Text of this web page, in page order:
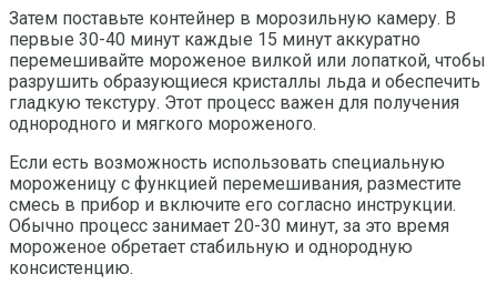
Затем поставьте контейнер в морозильную камеру. В
первые 30-40 минут каждые 15 минут аккуратно
перемешивайте мороженое вилкой или лопаткой, чтобы
разрушить образующиеся кристаллы льда и обеспечить
гладкую текстуру. Этот процесс важен для получения
однородного и мягкого мороженого.
Если есть возможность использовать специальную
мороженицу с функцией перемешивания, разместите
смесь в прибор и включите его согласно инструкции.
Обычно процесс занимает 20-30 минут, за это время
мороженое обретает стабильную и однородную
консистенцию.